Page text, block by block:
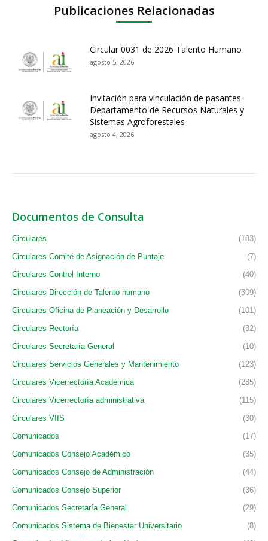
Publicaciones Relacionadas
Circular 0031 de 2026 Talento Humano
agosto 5, 2026
Invitación para vinculación de pasantes
Departamento de Recursos Naturales y
Sistemas Agroforestales
agosto 4, 2026
Documentos de Consulta
Circulares
(183)
Circulares Comité de Asignación de Puntaje
(7)
Circulares Control Interno
(40)
Circulares Dirección de Talento humano
(309)
Circulares Oficina de Planeación y Desarrollo
(101)
Circulares Rectoría
(32)
Circulares Secretaría General
(10)
Circulares Servicios Generales y Mantenimiento
(123)
Circulares Vicerrectoría Académica
(285)
Circulares Vicerrectoría administrativa
(115)
Circulares VIIS
(30)
Comunicados
(17)
Comunicados Consejo Académico
(35)
Comunicados Consejo de Administración
(44)
Comunicados Consejo Superior
(36)
Comunicados Secretaría General
(29)
Comunicados Sistema de Bienestar Universitario
(8)